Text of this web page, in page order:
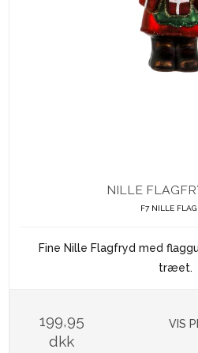
NILLE
F7 NILLE FLAG
Fine Nille Flagfryd med
træet.
199,95
dkk
VIS